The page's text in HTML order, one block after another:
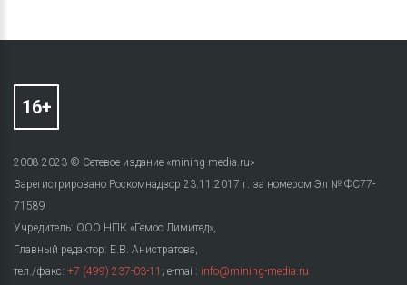
2008-2023 © Сетевое издание «mining-media.ru»
Зарегистрировано Роскомнадзор 23.11.2017 г. за номером Эл № ФС77-
71589
Учредитель: ООО НПК «Гемос Лимитед»,
Главный редактор: Е.В. Анистратова,
тел./факс: +7 (499) 237-03-11 ; e-mail: info@mining-media.ru